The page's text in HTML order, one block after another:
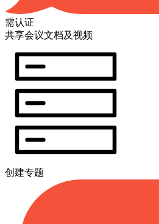
需认证
共享会议文档及视频
创建专题